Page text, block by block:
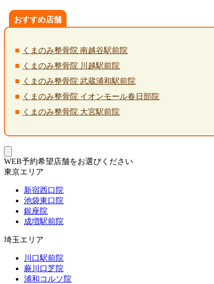
おすすめ店舗
くまのみ整骨院 南越谷駅前院
くまのみ整骨院 川越駅前院
くまのみ整骨院 武蔵浦和駅前院
くまのみ整骨院 イオンモール春日部院
くまのみ整骨院 大宮駅前院
WEB予約希望店舗をお選びください
東京エリア
新宿西口院
池袋東口院
銀座院
成増駅前院
埼玉エリア
川口駅前院
蕨川口芝院
浦和コルソ院